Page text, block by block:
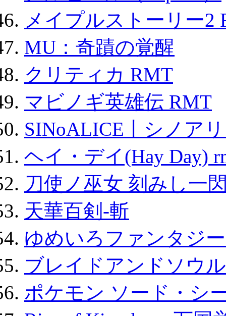
メイプルストーリー2
MU：奇蹟の覚醒
クリティカ RMT
マビノギ英雄伝 RMT
SINoALICE丨シノア
ヘイ・デイ(Hay Day)
刀使ノ巫女 刻みし一
天華百剣-斬
ゆめいろファンタジ
ブレイドアンドソウ
ポケモン ソード・シ